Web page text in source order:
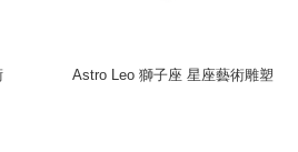
Astro Leo 獅子座 星座藝術雕塑